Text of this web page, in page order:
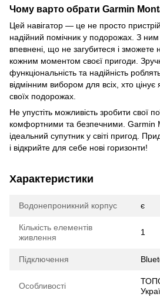
Чому варто обрати Garmin
Цей навігатор — це не просто
надійний помічник у подорожах. З
впевнені, що не загубитеся і зможете
кожним моментом своєї пригоди.
функціональність та надійність
відмінним вибором для всіх, хто цінує
своїх подорожах.
Не упустіть можливість зробити свої
комфортними та безпечними.
ідеальний супутник у світі пригод.
і відкрийте для себе нові горизонти!
Характеристики
Водонепроникний корпус є
Кількість елементів
живлення
1
Підключення
Особливості